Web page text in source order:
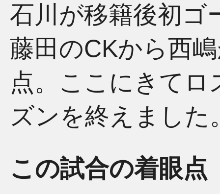
石川が移籍後初ゴ
藤田のCKから西
点。ここにきて
ズンを終えました
この試合の着眼点